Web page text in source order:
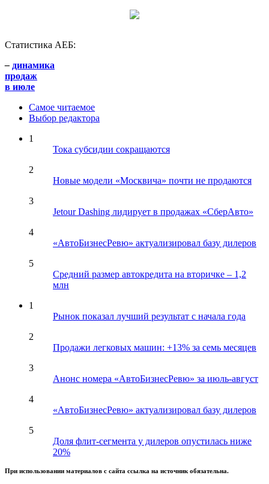
Статистика АЕБ:
– динамика
продаж
в июле
Самое читаемое
Выбор редактора
1
Тока субсидии сокращаются
2
Новые модели «Москвича» почти не продаются
3
Jetour Dashing лидирует в продажах «СберАвто»
4
«АвтоБизнесРевю» актуализировал базу дилеров
5
Средний размер автокредита на вторичке – 1,2
млн
1
Рынок показал лучший результат с начала года
2
Продажи легковых машин: +13% за семь месяцев
3
Анонс номера «АвтоБизнесРевю» за июль-август
4
«АвтоБизнесРевю» актуализировал базу дилеров
5
Доля флит-сегмента у дилеров опустилась ниже
20%
При использовании материалов с сайта ссылка на источник обязательна.